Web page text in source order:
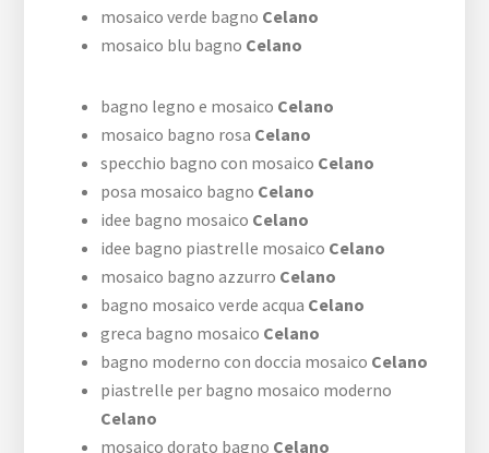
mosaico verde bagno Celano
mosaico blu bagno Celano
bagno legno e mosaico Celano
mosaico bagno rosa Celano
specchio bagno con mosaico Celano
posa mosaico bagno Celano
idee bagno mosaico Celano
idee bagno piastrelle mosaico Celano
mosaico bagno azzurro Celano
bagno mosaico verde acqua Celano
greca bagno mosaico Celano
bagno moderno con doccia mosaico Celano
piastrelle per bagno mosaico moderno
Celano
mosaico dorato bagno Celano